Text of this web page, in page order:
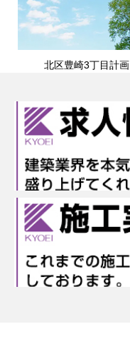
北区豊崎3丁目計画